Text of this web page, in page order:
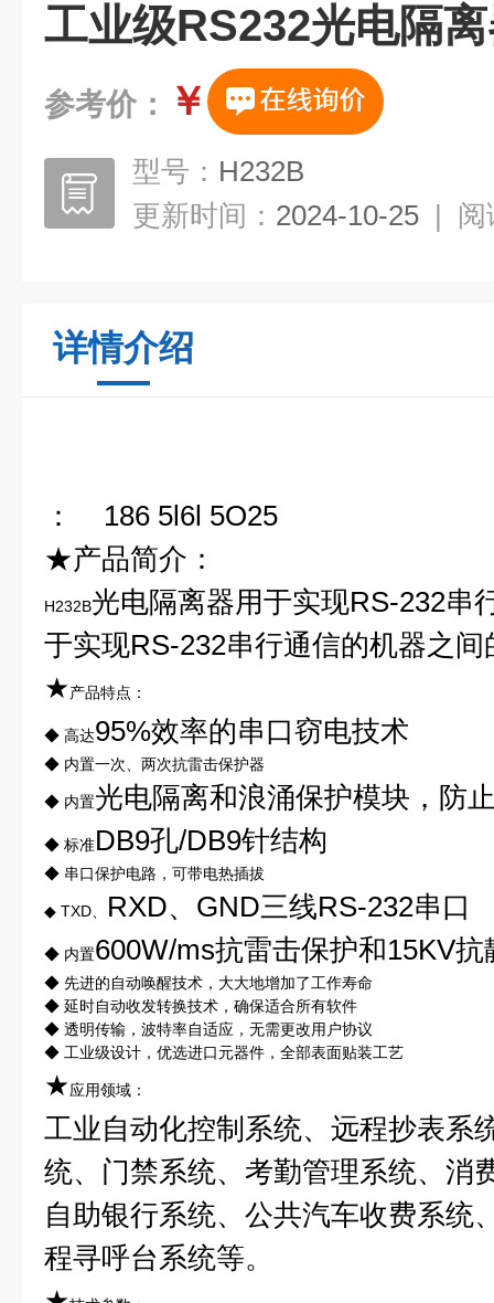
工业级RS232光电隔
参考价： ￥
型号： H232B
更新时间： 2024-10-25 | 阅
详情介绍
： 186 5l6l 5O25
★产品简介：
H232B光电隔离器用于实现RS-232串
于实现RS-232串行通信的机器之间
★产品特点：
◆ 高达95%效率的串口窃电技术
◆ 内置一次、两次抗雷击保护器
◆ 内置光电隔离和浪涌保护模块，防
◆ 标准DB9孔/DB9针结构
◆ 串口保护电路，可带电热插拔
◆ TXD、 RXD、GND三线RS-232串口
◆ 内置600W/ms抗雷击保护和15KV抗
◆ 先进的自动唤醒技术，大大地增加了工作寿命
◆ 延时自动收发转换技术，确保适合所有软件
◆ 透明传输，波特率自适应，无需更改用户协议
◆ 工业级设计，优选进口元器件，全部表面贴装工艺
★应用领域：
工业自动化控制系统、远程抄表系
统、门禁系统、考勤管理系统、消
自助银行系统、公共汽车收费系统
程寻呼台系统等。